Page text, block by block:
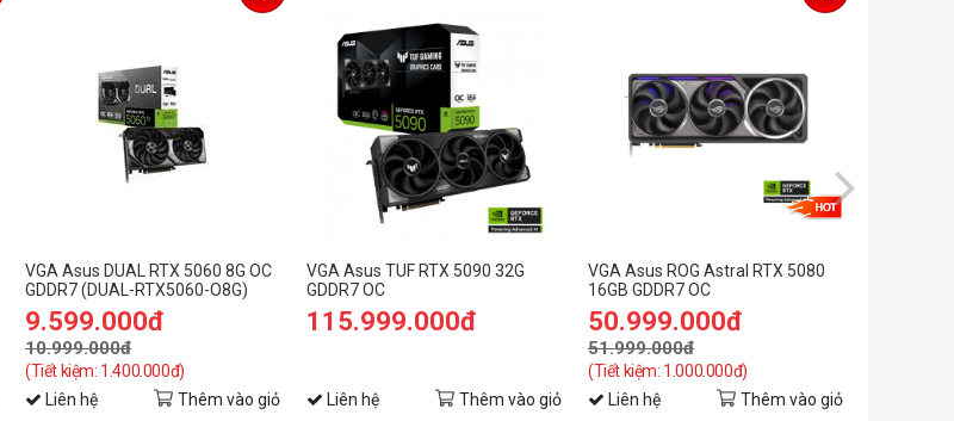
VGA Asus DUAL RTX 5060 8G OC
GDDR7 (DUAL-RTX5060-O8G)
9.599.000đ
10.999.000đ
(Tiết kiệm: 1.400.000đ)
Liên hệ Thêm vào giỏ
VGA Asus TUF RTX 5090 32G
GDDR7 OC
115.999.000đ
Liên hệ Thêm vào giỏ
VGA Asus ROG Astral RTX 5080
16GB GDDR7 OC
50.999.000đ
51.999.000đ
(Tiết kiệm: 1.000.000đ)
Liên hệ Thêm vào giỏ